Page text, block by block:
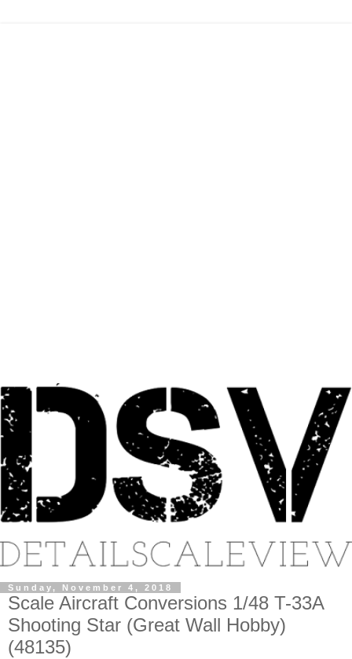
Sunday, November 4, 2018
Scale Aircraft Conversions 1/48 T-33A
Shooting Star (Great Wall Hobby)
(48135)